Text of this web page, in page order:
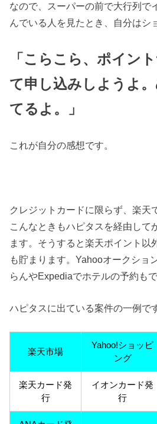
なので、スーパーの前で大行列で
んでいる人を見たとき、自分はシ
「こらこら、ポイン
て申し込みしようよ
てるよ。」
これが自分の感想です。
クレジットカードに限らず、楽天
こんなときもハピタスを経由して
ます。そうすると楽天ポイント以
も貯まります。Yahooオークショ
らんやExpediaでホテルの予約もで
ハピタスに出ている案件の一例で
楽天市場
Yahoo!ショッピ
ング
楽天カード発
行
イオンカード発
行